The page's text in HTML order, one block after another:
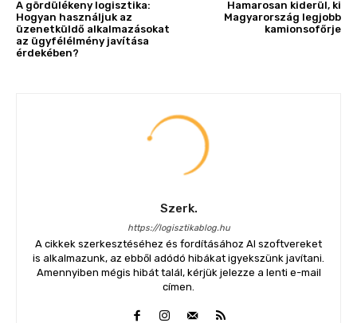
A gördülékeny logisztika:
Hogyan használjuk az
üzenetküldő alkalmazásokat
az ügyfélélmény javítása
érdekében?
Hamarosan kiderül, ki
Magyarország legjobb
kamionsofőrje
Szerk.
https://logisztikablog.hu
A cikkek szerkesztéséhez és fordításához AI szoftvereket
is alkalmazunk, az ebből adódó hibákat igyekszünk javítani.
Amennyiben mégis hibát talál, kérjük jelezze a lenti e-mail
címen.